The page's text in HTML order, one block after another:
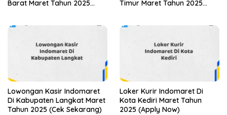
Barat Maret Tahun 2025
Timur Maret Tahun 2025
Lowongan Kasir Indomaret
Di Kabupaten Langkat Maret
Tahun 2025 (Cek Sekarang)
Loker Kurir Indomaret Di
Kota Kediri Maret Tahun
2025 (Apply Now)